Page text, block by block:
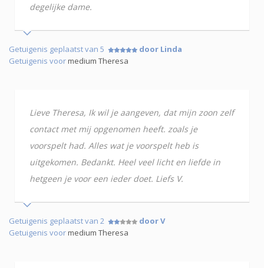
degelijke dame.
Getuigenis geplaatst van 5
door Linda
Getuigenis voormedium Theresa
Lieve Theresa, Ik wil je aangeven, dat mijn zoon zelf
contact met mij opgenomen heeft. zoals je
voorspelt had. Alles wat je voorspelt heb is
uitgekomen. Bedankt. Heel veel licht en liefde in
hetgeen je voor een ieder doet. Liefs V.
Getuigenis geplaatst van 2
door V
Getuigenis voormedium Theresa